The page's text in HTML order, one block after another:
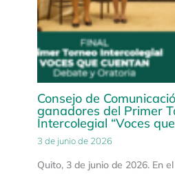
Consejo de
ganadores del Primer
Intercolegial “Voces
3 de junio de 2026
Quito, 3 de junio de 2026. En